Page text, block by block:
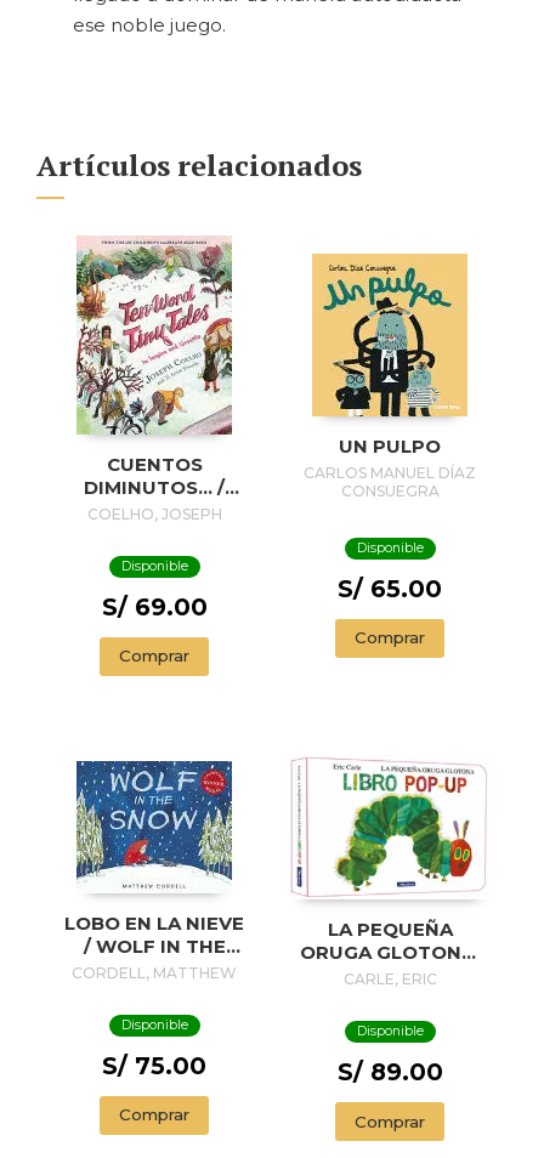
ese noble juego.
Artículos relacionados
CUENTOS
DIMINUTOS... /
TINY STORIES...
COELHO, JOSEPH
Disponible
S/ 69.00
Comprar
UN PULPO
CARLOS MANUEL DÍAZ
CONSUEGRA
Disponible
S/ 65.00
Comprar
LOBO EN LA NIEVE
/ WOLF IN THE
SNOW
CORDELL, MATTHEW
Disponible
S/ 75.00
Comprar
LA PEQUEÑA
ORUGA GLOTONA.
EL LIBRO POP-UP
CARLE)
CARLE, ERIC
Disponible
S/ 89.00
Comprar